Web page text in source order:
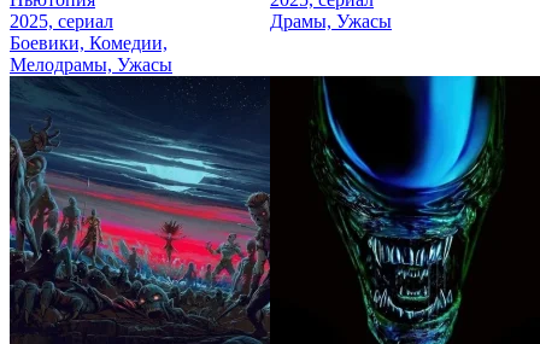
2025, сериал
Боевики, Комедии,
Мелодрамы, Ужасы
Драмы, Ужасы